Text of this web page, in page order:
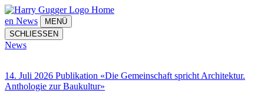
Home
en News
MENÜ
SCHLIESSEN
News
14. Juli 2026 Publikation «Die Gemeinschaft spricht Architektur.
Anthologie zur Baukultur»